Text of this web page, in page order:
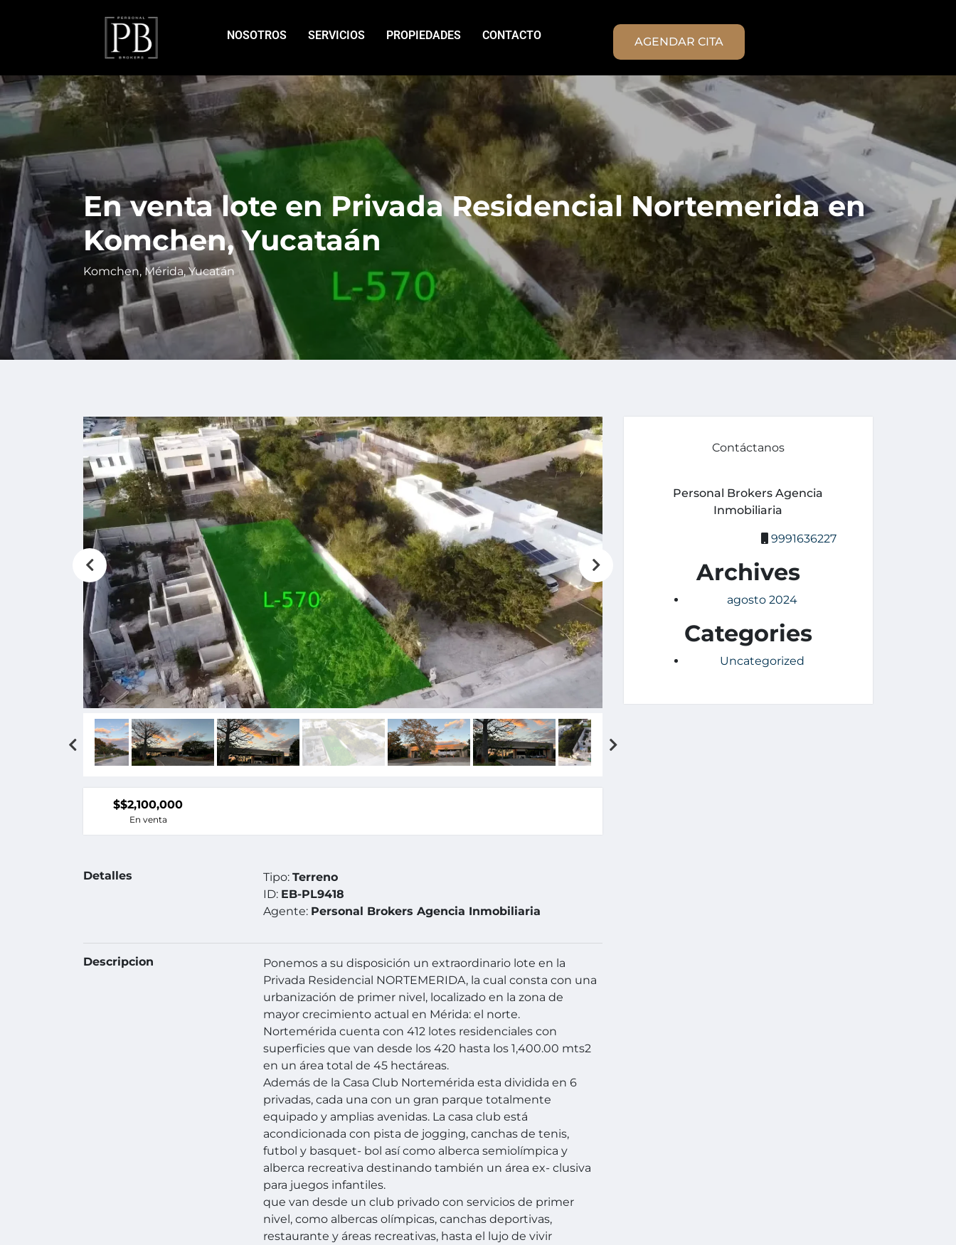
NOSOTROS SERVICIOS PROPIEDADES CONTACTO AGENDAR CITA
En venta lote en Privada Residencial Nortemerida en
Komchen, Yucataán
Komchen, Mérida, Yucatán
$$2,100,000
En venta
Detalles Tipo:Terreno
ID: EB-PL9418
Agente: Personal Brokers Agencia Inmobiliaria
Descripcion
Ponemos a su disposición un extraordinario lote en la
Privada Residencial NORTEMERIDA, la cual consta con una
urbanización de primer nivel, localizado en la zona de
mayor crecimiento actual en Mérida: el norte.
Nortemérida cuenta con 412 lotes residenciales con
superficies que van desde los 420 hasta los 1,400.00 mts2
en un área total de 45 hectáreas.
Además de la Casa Club Nortemérida esta dividida en 6
privadas, cada una con un gran parque totalmente
equipado y amplias avenidas. La casa club está
acondicionada con pista de jogging, canchas de tenis,
futbol y basquet- bol así como alberca semiolímpica y
alberca recreativa destinando también un área ex- clusiva
para juegos infantiles.
que van desde un club privado con servicios de primer
nivel, como albercas olímpicas, canchas deportivas,
restaurante y áreas recreativas, hasta el lujo de vivir
Contáctanos
Personal Brokers Agencia
Inmobiliaria
9991636227
Archives
agosto 2024
Categories
Uncategorized